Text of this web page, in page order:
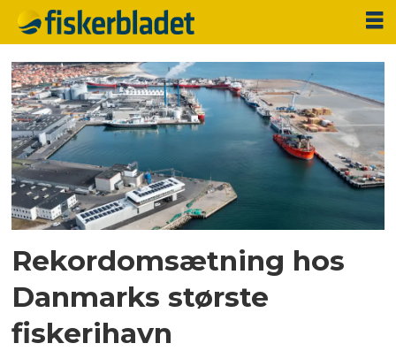
Tag:
omsætning
Rekordomsætning hos
Danmarks største
fiskerihavn